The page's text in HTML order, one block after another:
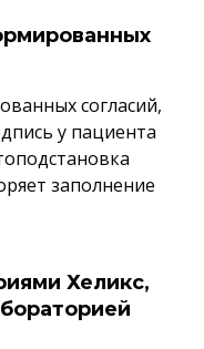
согласий,
у пациента
заполнение
Хеликс,